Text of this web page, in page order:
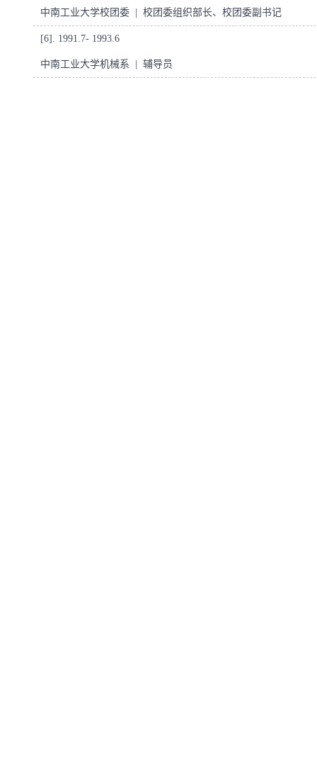
中南工业大学校团委 | 校团委组织部长、校团委副书记
[6]. 1991.7- 1993.6
中南工业大学机械系 | 辅导员